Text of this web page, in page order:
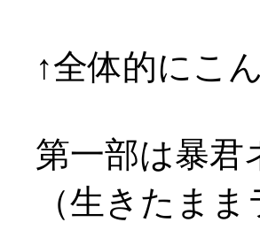
↑全体的にこ
第一部は暴君
（生きたま